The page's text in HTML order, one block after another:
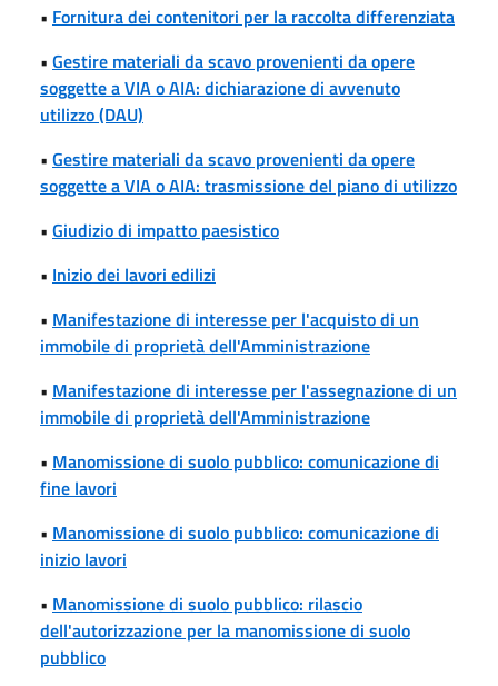
• Fornitura dei contenitori per la raccolta differenziata
• Gestire materiali da scavo provenienti da opere
soggette a VIA o AIA: dichiarazione di avvenuto
utilizzo (DAU)
• Gestire materiali da scavo provenienti da opere
soggette a VIA o AIA: trasmissione del piano di utilizzo
• Giudizio di impatto paesistico
• Inizio dei lavori edilizi
• Manifestazione di interesse per l'acquisto di un
immobile di proprietà dell'Amministrazione
• Manifestazione di interesse per l'assegnazione di un
immobile di proprietà dell'Amministrazione
• Manomissione di suolo pubblico: comunicazione di
fine lavori
• Manomissione di suolo pubblico: comunicazione di
inizio lavori
• Manomissione di suolo pubblico: rilascio
dell'autorizzazione per la manomissione di suolo
pubblico